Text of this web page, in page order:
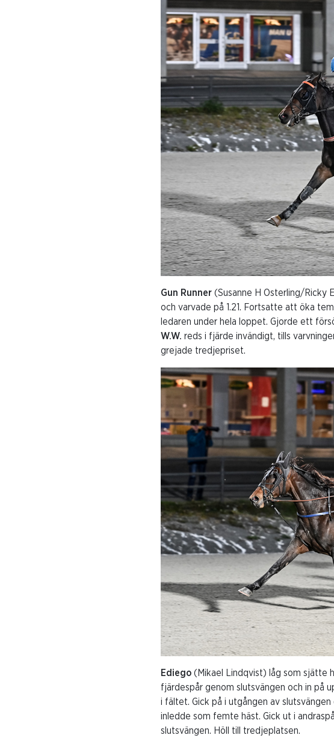
Gun Runner (Susanne H Osterling/Ricky
och varvade på 1.21. Fortsatte att öka
ledaren under hela loppet. Gjorde ett
W.W. reds i fjärde invändigt, tills
grejade tredjepriset.
Ediego (Mikael Lindqvist) låg som sjätte
fjärdespår genom slutsvängen och in på
i fältet. Gick på i utgången av
inledde som femte häst. Gick ut i
slutsvängen. Höll till tredjeplatsen.